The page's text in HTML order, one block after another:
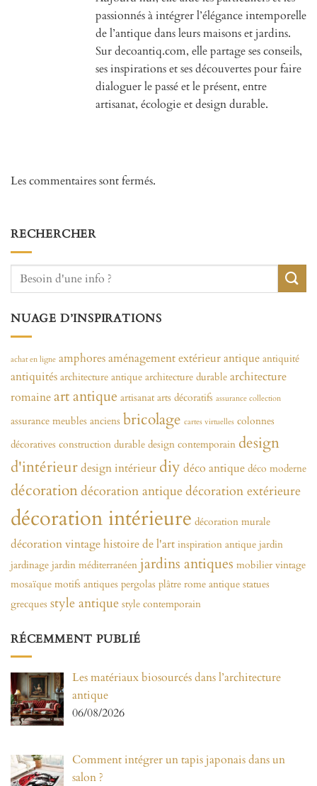
passionnés à intégrer l’élégance intemporelle
de l’antique dans leurs maisons et jardins.
Sur decoantiq.com, elle partage ses conseils,
ses inspirations et ses découvertes pour faire
dialoguer le passé et le présent, entre
artisanat, écologie et design durable.
Les commentaires sont fermés.
RECHERCHER
NUAGE D’INSPIRATIONS
achat en ligne amphoresaménagement extérieurantique antiquité
antiquités architecture antique architecture durable architecture
romaineart antique artisanat arts décoratifs assurance collection
assurance meubles anciens bricolage cartes virtuelles colonnes
décoratives construction durable design contemporain design
d'intérieurdesign intérieur diy déco antique déco moderne
décorationdécoration antiquedécoration extérieure
décoration intérieure décoration murale
décoration vintagehistoire de l'art inspiration antique jardin
jardinage jardin méditerranéen jardins antiques mobilier vintage
mosaïque motifs antiques pergolas plâtre rome antique statues
grecques style antique style contemporain
RÉCEMMENT PUBLIÉ
Les matériaux biosourcés dans l’architecture
antique
06/08/2026
Comment intégrer un tapis japonais dans un
salon ?